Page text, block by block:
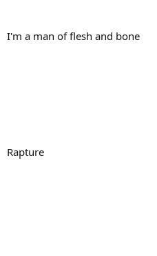
I'm a man of flesh and bone
Rapture